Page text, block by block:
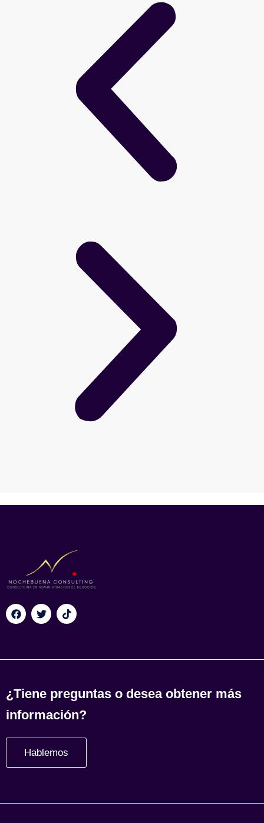
¿Tiene preguntas o desea obtener más
información?
Hablemos